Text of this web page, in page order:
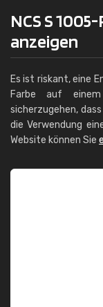
NCS S
anzeigen
Es ist riskant, eine
Farbe auf
sicherzugehen,
die Verwendung
Website können Sie